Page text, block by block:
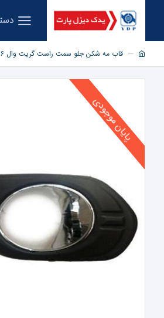
قاب مه شکن جلو سمت راست گریت وال H6
پایان موجودی